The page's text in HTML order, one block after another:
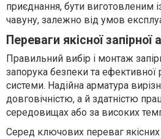
приєднання, бути виготовленим із
чавуну, залежно від умов
Переваги якісної запірної
Правильний вибір і монтаж
запорука безпеки та ефективної
системи. Надійна арматура
довговічністю, а й здатністю
середовищах або за високих
Серед ключових переваг якісних